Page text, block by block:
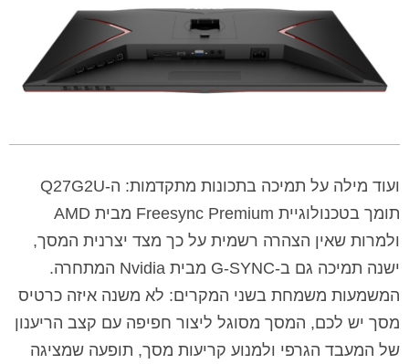
ועוד מילה על תמיכה בתכונות מתקדמות: ה-Q27G2U
תומך בטכנולוגיית Freesync Premium מבית AMD
ולמרות שאין הצהרה רשמית על כך מצד יצרנית המסך,
ישנה תמיכה גם ב-G-SYNC מבית Nvidia המתחרה.
המשמעות משמחת בשני המקרים: לא משנה איזה כרטיס
מסך יש לכם, המסך מסוגל ליצור חפיפה עם קצב הריענון
של המעבד הגרפי ולמנוע קריעות מסך, תופעה שמציגה